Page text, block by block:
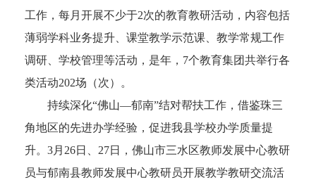
工作，每月开展不少于2次的教育教研活动，内容包括
薄弱学科业务提升、课堂教学示范课、教学常规工作
调研、学校管理等活动，是年，7个教育集团共举行各
类活动202场（次）。
持续深化“佛山—郁南”结对帮扶工作，借鉴珠三
角地区的先进办学经验，促进我县学校办学质量提
升。3月26日、27日，佛山市三水区教师发展中心教研
员与郁南县教师发展中心教研员开展教学教研交流活